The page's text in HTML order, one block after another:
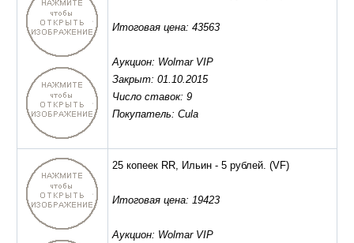
Итоговая цена: 43563
Аукцион: Wolmar VIP
Закрыт: 01.10.2015
Число ставок: 9
Покупатель: Cula
25 копеек RR, Ильин - 5 рублей. (VF)
Итоговая цена: 19423
Аукцион: Wolmar VIP